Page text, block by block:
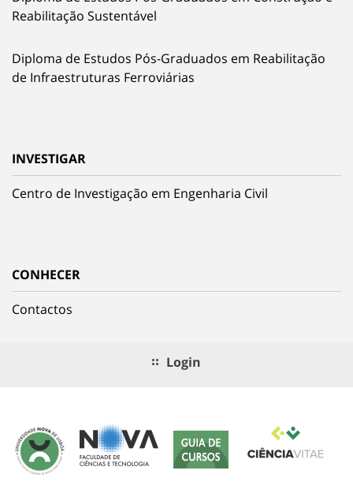
Reabilitação Sustentável
Diploma de Estudos Pós-Graduados em Reabilitação
de Infraestruturas Ferroviárias
INVESTIGAR
Centro de Investigação em Engenharia Civil
CONHECER
Contactos
Login